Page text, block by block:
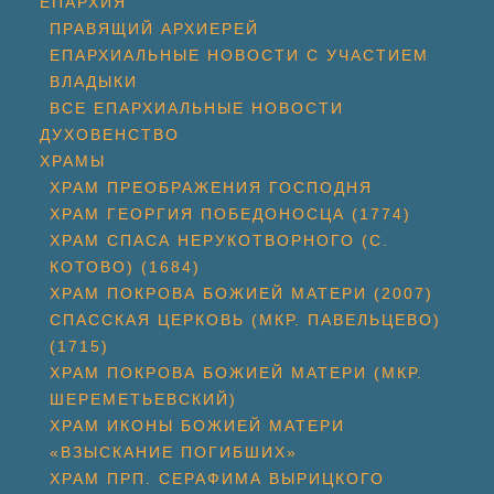
ПРАВЯЩИЙ АРХИЕРЕЙ
ЕПАРХИАЛЬНЫЕ НОВОСТИ С УЧАСТИЕМ
ВЛАДЫКИ
ВСЕ ЕПАРХИАЛЬНЫЕ НОВОСТИ
ДУХОВЕНСТВО
ХРАМЫ
ХРАМ ПРЕОБРАЖЕНИЯ ГОСПОДНЯ
ХРАМ ГЕОРГИЯ ПОБЕДОНОСЦА (1774)
ХРАМ СПАСА НЕРУКОТВОРНОГО (С.
КОТОВО) (1684)
ХРАМ ПОКРОВА БОЖИЕЙ МАТЕРИ (2007)
СПАССКАЯ ЦЕРКОВЬ (МКР. ПАВЕЛЬЦЕВО)
(1715)
ХРАМ ПОКРОВА БОЖИЕЙ МАТЕРИ (МКР.
ШЕРЕМЕТЬЕВСКИЙ)
ХРАМ ИКОНЫ БОЖИЕЙ МАТЕРИ
«ВЗЫСКАНИЕ ПОГИБШИХ»
ХРАМ ПРП. СЕРАФИМА ВЫРИЦКОГО